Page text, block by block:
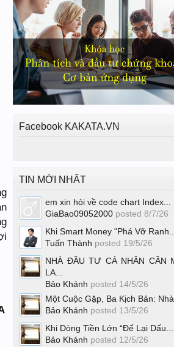
Facebook KAKATA.VN
TIN MỚI NHẤT
em xin hỏi về code chart Index...
GiaBao09052000 posted 8/7/26
Khi Smart Money "Phá Vỡ Ranh...
Tuấn Thành posted 19/5/26
NHÀ ĐẦU TƯ CÁ NHÂN CẦN
LA...
Bảo Khánh posted 14/5/26
Một Cuộc Gặp, Ba Kịch Bản:
Bảo Khánh posted 13/5/26
Khi Dòng Tiền Lớn “Để Lại Dấu...
Bảo Khánh posted 12/5/26